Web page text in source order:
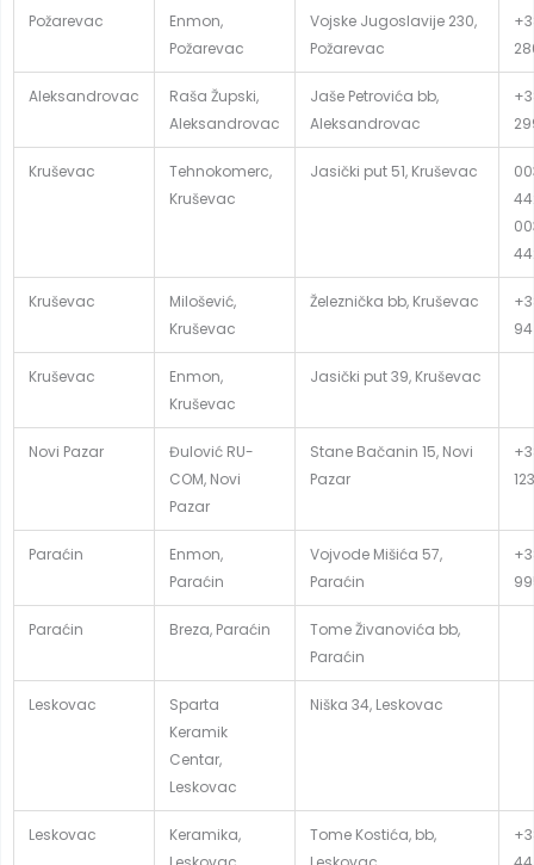
Požarevac
Enmon,
Požarevac
Vojske Jugoslavije 230,
Požarevac
Aleksandrovac
Raša Župski,
Aleksandrovac
Jaše Petrovića bb,
Aleksandrovac
Kruševac
Tehnokomerc,
Kruševac
Jasički put 51, Kruševac
Kruševac
Milošević,
Kruševac
Železnička bb, Kruševac
Kruševac
Enmon,
Kruševac
Jasički put 39, Kruševac
Novi Pazar
Đulović RU-
COM, Novi
Pazar
Stane Bačanin 15, Novi
Pazar
123
Paraćin
Enmon,
Paraćin
Vojvode Mišića 57,
Paraćin
Paraćin Breza, Paraćin
Tome Živanovića bb,
Paraćin
Leskovac
Sparta
Keramik
Centar,
Leskovac
Niška 34, Leskovac
Leskovac
Keramika,
Tome Kostića, bb,